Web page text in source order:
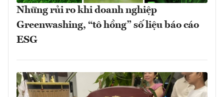
Những rủi ro khi doanh nghiệp
Greenwashing, “tô hồng” số liệu báo cáo
ESG